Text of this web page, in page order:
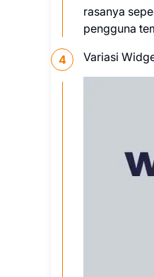
rasanya
pengguna
Variasi